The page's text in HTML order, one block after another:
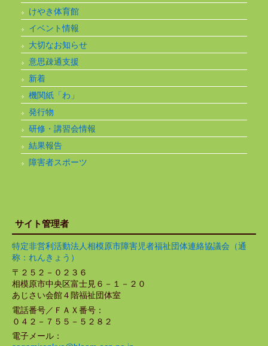
けやき体育館
イベント情報
大切なお知らせ
意思疎通支援
新着
機関紙「わ」
発行物
研修・講習会情報
結果報告
障害者スポーツ
サイト管理者
特定非営利活動法人相模原市障害児者福祉団体連絡協議会（通
称：れんきょう）
〒２５２－０２３６
相模原市中央区富士見６－１－２０
あじさい会館４階福祉団体室
電話番号／ＦＡＸ番号：
０４２－７５５－５２８２
電子メール：